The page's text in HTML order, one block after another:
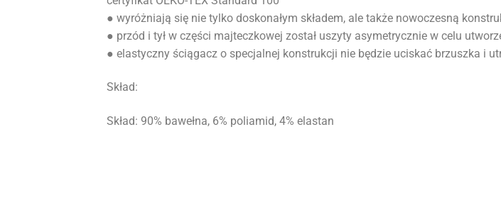
● wyróżniają się nie tylko doskonałym składem, ale także nowoczesną
● przód i tył w części majteczkowej został uszyty asymetrycznie w celu
● elastyczny ściągacz o specjalnej konstrukcji nie będzie uciskać brzuszka i
Skład:
Skład: 90% bawełna, 6% poliamid, 4% elastan